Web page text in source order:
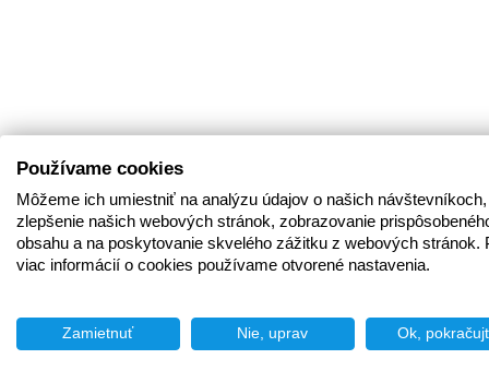
Používame cookies
Môžeme ich umiestniť na analýzu údajov o našich
zlepšenie našich webových stránok, zobrazovanie
obsahu a na poskytovanie skvelého zážitku z webových stránok.
viac informácií o cookies používame otvorené nastavenia.
Zamietnuť Nie, uprav Ok,